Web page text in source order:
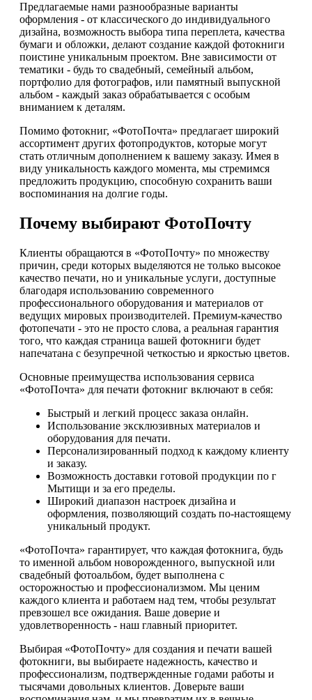
Предлагаемые нами разнообразные варианты
оформления - от классического до индивидуального
дизайна, возможность выбора типа переплета, качества
бумаги и обложки, делают создание каждой фотокниги
поистине уникальным проектом. Вне зависимости от
тематики - будь то свадебный, семейный альбом,
портфолио для фотографов, или памятный выпускной
альбом - каждый заказ обрабатывается с особым
вниманием к деталям.
Помимо фотокниг, «ФотоПочта» предлагает широкий
ассортимент других фотопродуктов, которые могут
стать отличным дополнением к вашему заказу. Имея в
виду уникальность каждого момента, мы стремимся
предложить продукцию, способную сохранить ваши
воспоминания на долгие годы.
Почему выбирают ФотоПочту
Клиенты обращаются в «ФотоПочту» по множеству
причин, среди которых выделяются не только высокое
качество печати, но и уникальные услуги, доступные
благодаря использованию современного
профессионального оборудования и материалов от
ведущих мировых производителей. Премиум-качество
фотопечати - это не просто слова, а реальная гарантия
того, что каждая страница вашей фотокниги будет
напечатана с безупречной четкостью и яркостью цветов.
Основные преимущества использования сервиса
«ФотоПочта» для печати фотокниг включают в себя:
Быстрый и легкий процесс заказа онлайн.
Использование эксклюзивных материалов и
оборудования для печати.
Персонализированный подход к каждому клиенту
и заказу.
Возможность доставки готовой продукции по г
Мытищи и за его пределы.
Широкий диапазон настроек дизайна и
оформления, позволяющий создать по-настоящему
уникальный продукт.
«ФотоПочта» гарантирует, что каждая фотокнига, будь
то именной альбом новорожденного, выпускной или
свадебный фотоальбом, будет выполнена с
осторожностью и профессионализмом. Мы ценим
каждого клиента и работаем над тем, чтобы результат
превзошел все ожидания. Ваше доверие и
удовлетворенность - наш главный приоритет.
Выбирая «ФотоПочту» для создания и печати вашей
фотокниги, вы выбираете надежность, качество и
профессионализм, подтвержденные годами работы и
тысячами довольных клиентов. Доверьте ваши